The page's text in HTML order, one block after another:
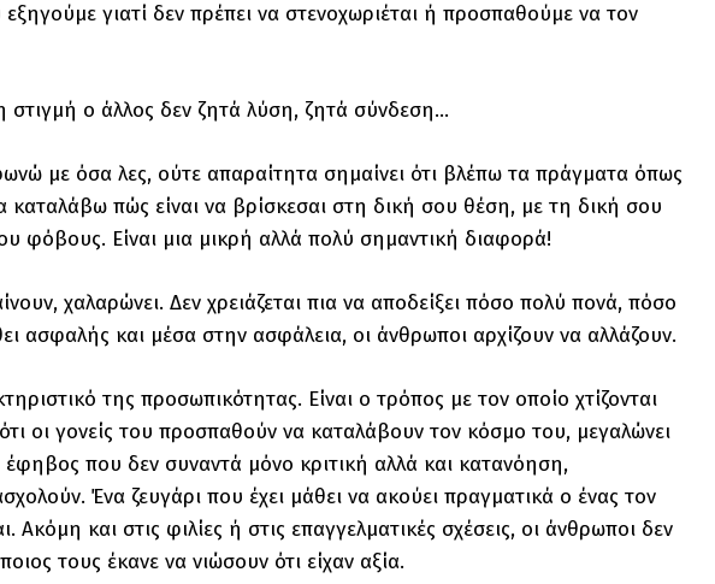
γιατί δεν πρέπει να στενοχωριέται ή προσπαθούμε να τον
ο άλλος δεν ζητά λύση, ζητά σύνδεση…
με όσα λες, ούτε απαραίτητα σημαίνει ότι βλέπω τα πράγματα όπως
καταλάβω πώς είναι να βρίσκεσαι στη δική σου θέση, με τη δική σου
φόβους. Είναι μια μικρή αλλά πολύ σημαντική διαφορά!
χαλαρώνει. Δεν χρειάζεται πια να αποδείξει πόσο πολύ πονά, πόσο
ασφαλής και μέσα στην ασφάλεια, οι άνθρωποι αρχίζουν να αλλάζουν.
της προσωπικότητας. Είναι ο τρόπος με τον οποίο χτίζονται
ότι οι γονείς του προσπαθούν να καταλάβουν τον κόσμο του, μεγαλώνει
που δεν συναντά μόνο κριτική αλλά και κατανόηση,
Ένα ζευγάρι που έχει μάθει να ακούει πραγματικά ο ένας τον
και στις φιλίες ή στις επαγγελματικές σχέσεις, οι άνθρωποι δεν
τους έκανε να νιώσουν ότι είχαν αξία.